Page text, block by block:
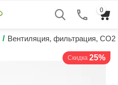
0
/ Вентиляция, фильтрация, CO2
Скидка 25%